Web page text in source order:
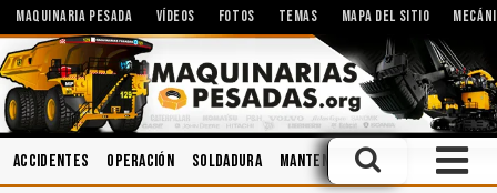
MAQUINARIA PESADA VÍDEOS FOTOS TEMAS MAPA DEL SITIO
Accidentes Operación Soldadura Mantenimiento Minería